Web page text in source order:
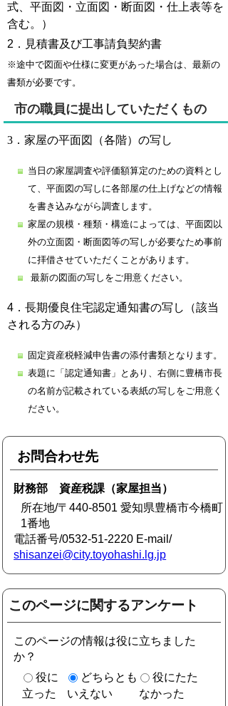
式、平面図・立面図・断面図・仕上表等を
含む。）
2．見積書及び工事請負契約書
※途中で図面や仕様に変更があった場合は、最新の
書類が必要です。
市の職員に提出していただくもの
3．家屋の平面図（各階）の写し
当日の家屋調査や評価額算定のための資料とし
て、平面図の写しに各部屋の仕上げなどの情報
を書き込みながら調査します。
家屋の規模・種類・構造によっては、平面図以
外の立面図・断面図等の写しが必要なため事前
に拝借させていただくことがあります。
最新の図面の写しをご用意ください。
4．長期優良住宅認定通知書の写し（該当
される方のみ）
固定資産税軽減申告書の添付書類となります。
表題に「認定通知書」とあり、右側に豊橋市長
の名前が記載されている表紙の写しをご用意く
ださい。
お問合わせ先
財務部 資産税課（家屋担当）
所在地/〒440-8501 愛知県豊橋市今橋町
1番地
電話番号/0532-51-2220 E-mail/
shisanzei@city.toyohashi.lg.jp
このページに関するアンケート
このページの情報は役に立ちました
か？
役に
立った
どちらとも
いえない
役にたた
なかった